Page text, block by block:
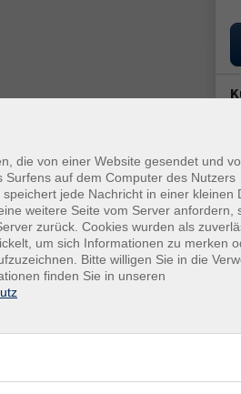
und bietet für
Bewegung zu sein. Dabei geht es
Begegnung in der Gruppe.
schulen die
Ausdauer und Spaß!
viel über sich
die von einer Website gesendet und
Surfens auf dem Computer des Nutzers
jede Nachricht in einer kleinen
weitere Seite vom Server anfordern,
zurück. Cookies wurden als
um sich Informationen zu merken
Bitte willigen Sie in die
finden Sie in unseren